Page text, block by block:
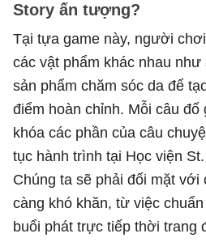
Story ấn tượng?
Tại tựa game này, người
các vật phẩm khác nhau như
sản phẩm chăm sóc da để
điểm hoàn chỉnh. Mỗi câu
khóa các phần của câu
tục hành trình tại Học viện
Chúng ta sẽ phải đối mặt với
càng khó khăn, từ việc
buổi phát trực tiếp thời trang